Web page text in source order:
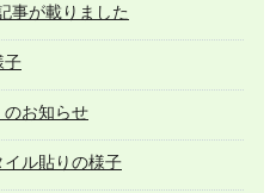
事が載りました
子
お知らせ
ル貼りの様子